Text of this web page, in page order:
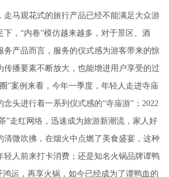
走马观花式的旅行产品已经不能满足大众游
，“内卷”模仿越来越多，对于景区、酒
务产品而言，服务的仪式感为游客带来的惊
传播要素不断放大，也能增进用户享受的过
”案例来看，今年一季度，年轻人走进寺庙
头进行着一系列仪式感的“寺庙游”；2022
”走红网络，迅速成为旅游新潮流，家人好
清微吹拂，在烟火中点燃了美食盛宴，这种
轻人前来打卡消费；还是知名火锅品牌谭鸭
鸿运，再享火锅，如今已经成为了谭鸭血的